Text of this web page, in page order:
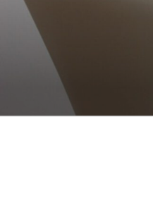
springen